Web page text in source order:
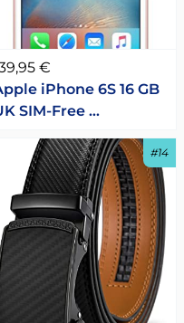
€
iPhone 6S 16 GB
SIM-Free …
#14